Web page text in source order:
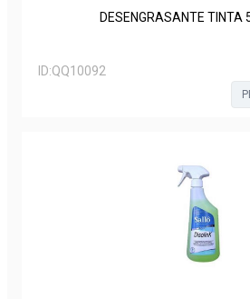
DESENGRASANTE TINTA
ID:QQ10092